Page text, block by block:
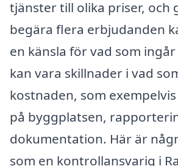
tjänster till olika priser, och
begära flera erbjudanden
en känsla för vad som
kan vara skillnader i vad
kostnaden, som
på byggplatsen,
dokumentation. Här är
som en kontrollansvarig i